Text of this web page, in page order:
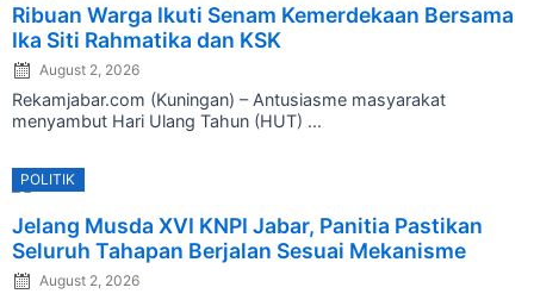
Ribuan Warga Ikuti Senam Kemerdekaan Bersama
Ika Siti Rahmatika dan KSK
on
August 2, 2026
Rekamjabar.com (Kuningan) – Antusiasme masyarakat
menyambut Hari Ulang Tahun (HUT) ...
POLITIK
Jelang Musda XVI KNPI Jabar, Panitia Pastikan
Seluruh Tahapan Berjalan Sesuai Mekanisme
on
August 2, 2026